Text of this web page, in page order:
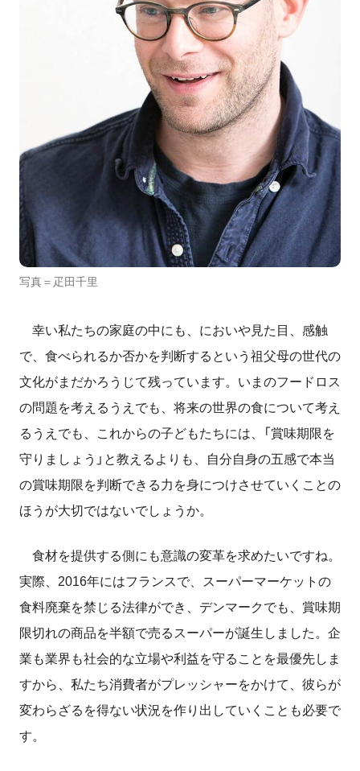
写真＝疋田千里
幸い私たちの家庭の中にも、においや見た目、感触
で、食べられるか否かを判断するという祖父母の世代の
文化がまだかろうじて残っています。いまのフードロス
の問題を考えるうえでも、将来の世界の食について考え
るうえでも、これからの子どもたちには、「賞味期限を
守りましょう」と教えるよりも、自分自身の五感で本当
の賞味期限を判断できる力を身につけさせていくことの
ほうが大切ではないでしょうか。
食材を提供する側にも意識の変革を求めたいですね。
実際、2016年にはフランスで、スーパーマーケットの
食料廃棄を禁じる法律ができ、デンマークでも、賞味期
限切れの商品を半額で売るスーパーが誕生しました。企
業も業界も社会的な立場や利益を守ることを最優先しま
すから、私たち消費者がプレッシャーをかけて、彼らが
変わらざるを得ない状況を作り出していくことも必要で
す。